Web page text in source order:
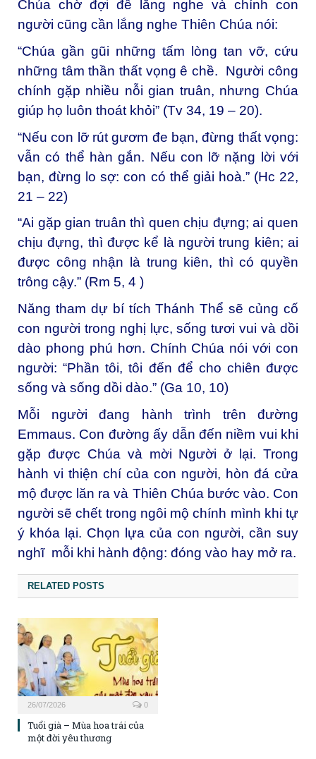
Chúa chờ đợi để lắng nghe và chính con
người cũng cần lắng nghe Thiên Chúa nói:
“Chúa gần gũi những tấm lòng tan vỡ, cứu
những tâm thần thất vọng ê chề. Người công
chính gặp nhiều nỗi gian truân, nhưng Chúa
giúp họ luôn thoát khỏi” (Tv 34, 19 – 20).
“Nếu con lỡ rút gươm đe bạn, đừng thất vọng:
vẫn có thể hàn gắn. Nếu con lỡ nặng lời với
bạn, đừng lo sợ: con có thể giải hoà.” (Hc 22,
21 – 22)
“Ai gặp gian truân thì quen chịu đựng; ai quen
chịu đựng, thì được kể là người trung kiên; ai
được công nhận là trung kiên, thì có quyền
trông cậy.” (Rm 5, 4 )
Năng tham dự bí tích Thánh Thể sẽ củng cố
con người trong nghị lực, sống tươi vui và dồi
dào phong phú hơn. Chính Chúa nói với con
người: “Phần tôi, tôi đến để cho chiên được
sống và sống dồi dào.” (Ga 10, 10)
Mỗi người đang hành trình trên đường
Emmaus. Con đường ấy dẫn đến niềm vui khi
gặp được Chúa và mời Người ở lại. Trong
hành vi thiện chí của con người, hòn đá cửa
mộ được lăn ra và Thiên Chúa bước vào. Con
người sẽ chết trong ngôi mộ chính mình khi tự
ý khóa lại. Chọn lựa của con người, cần suy
nghĩ mỗi khi hành động: đóng vào hay mở ra.
RELATED POSTS
26/07/2026 0
Tuổi già – Mùa hoa trái của
một đời yêu thương